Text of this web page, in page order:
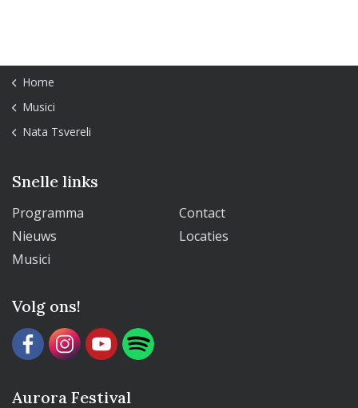
Home
Musici
Nata Tsvereli
Snelle links
Programma
Contact
Nieuws
Locaties
Musici
Volg ons!
Aurora Festival